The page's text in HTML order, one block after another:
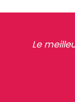
Le